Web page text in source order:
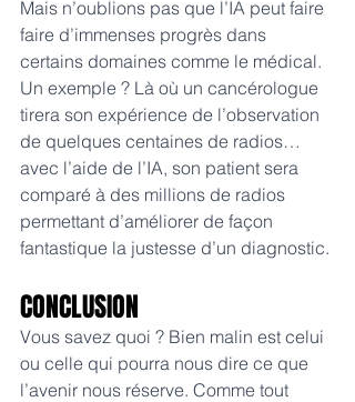
Mais n’oublions pas que l’IA peut faire
faire d’immenses progrès dans
certains domaines comme le médical.
Un exemple ? Là où un cancérologue
tirera son expérience de l’observation
de quelques centaines de radios…
avec l’aide de l’IA, son patient sera
comparé à des millions de radios
permettant d’améliorer de façon
fantastique la justesse d’un diagnostic.
CONCLUSION
Vous savez quoi ? Bien malin est celui
ou celle qui pourra nous dire ce que
l’avenir nous réserve. Comme tout